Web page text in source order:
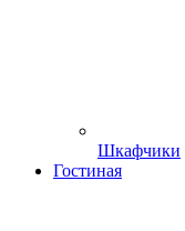
Шкафчики
Гостиная